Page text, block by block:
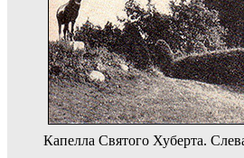
Капелла Святого Хуберта.